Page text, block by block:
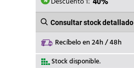
Consultar stock detallado
Recíbelo en 24h / 48h
Stock disponible.